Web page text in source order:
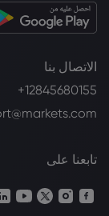
الاتصال بنا
+12845680155
تابعنا على